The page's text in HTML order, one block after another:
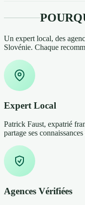
Un expert local, des
Slovénie. Chaque
Expert Local
Patrick Faust, expatrié
partage ses
Agences Vérifiées